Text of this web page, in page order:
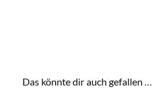
Das könnte dir auch gefallen …